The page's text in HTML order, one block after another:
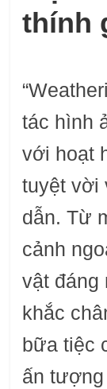
thính
tác hình
với hoạt
tuyệt vời
dẫn. Từ
cảnh
vật đáng
khắc
bữa tiệc
ấn